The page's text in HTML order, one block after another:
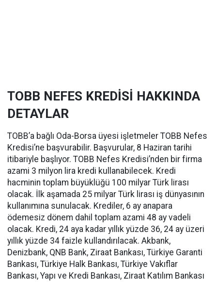
TOBB NEFES KREDİSİ HAKKINDA
DETAYLAR
TOBB’a bağlı Oda-Borsa üyesi işletmeler TOBB Nefes
Kredisi’ne başvurabilir. Başvurular, 8 Haziran tarihi
itibariyle başlıyor. TOBB Nefes Kredisi’nden bir firma
azami 3 milyon lira kredi kullanabilecek. Kredi
hacminin toplam büyüklüğü 100 milyar Türk lirası
olacak. İlk aşamada 25 milyar Türk lirası iş dünyasının
kullanımına sunulacak. Krediler, 6 ay anapara
ödemesiz dönem dahil toplam azami 48 ay vadeli
olacak. Kredi, 24 aya kadar yıllık yüzde 36, 24 ay üzeri
yıllık yüzde 34 faizle kullandırılacak. Akbank,
Denizbank, QNB Bank, Ziraat Bankası, Türkiye Garanti
Bankası, Türkiye Halk Bankası, Türkiye Vakıflar
Bankası, Yapı ve Kredi Bankası, Ziraat Katılım Bankası